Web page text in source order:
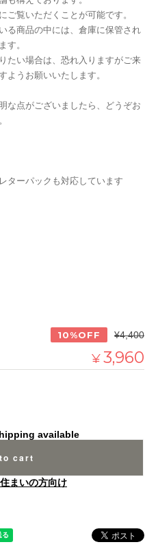
ご覧いただくことが可能です。
る商品の中には、倉庫に保管され
す。
たい場合は、恐れ入りますがご来
ようお願いいたします。
な点がございましたら、どうぞお
ターパックも対応しています
10%OFF ¥4,400
¥3,960
available
cart
まいの方向け